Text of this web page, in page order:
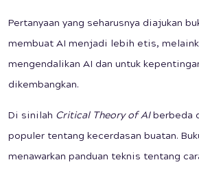
Pertanyaan yang seharusnya diajukan
membuat AI menjadi lebih etis,
mengendalikan AI dan untuk
dikembangkan.
Di sinilah Critical Theory of AIberbeda
populer tentang kecerdasan buatan.
menawarkan panduan teknis tentang